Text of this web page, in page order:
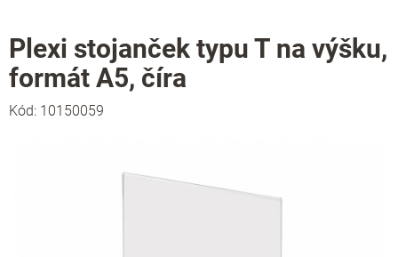
Plexi stojanček typu T na výšku,
formát A5, číra
Kód: 10150059